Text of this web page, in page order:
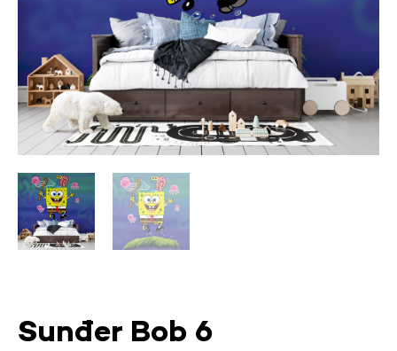
Sunđer Bob 6